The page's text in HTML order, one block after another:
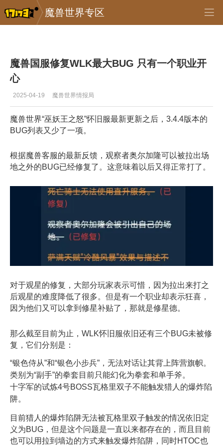
魔兽世界专区
专区_《魔兽世界》 >
魔兽国服修复WLK最大BUG 只有一个职业开
心
2025-04-19 魔兽世界情报局
魔兽世界“巫妖王之怒”怀旧服最新更新之后，3.4.4版本的
BUG列表又少了一项。
根据魔兽客服的最新反馈，观察者奥尔加隆可以被拉出场
地之外的BUG已经修复了。这意味着以后又得正常打了。
对于观星的修复，大部分玩家表示可惜，因为拉出来打之
后观星的难度降低了很多。但是有一个职业却表示狂喜，
因为他们又可以拿到修星补贴了，那就是修星德。
那么截至目前为止，WLK怀旧服依旧还有三个BUG未被修
复，它们分别是：
“银色侍从”和“银色小步兵”，无法对话让其背上阵营旗帜。
类别为“副手”的拳套目前只能幻化为拳套和单手斧。
十字军的试炼4号BOSS瓦格里双子不能触发猎人的爆炸陷
阱。
目前猎人的爆炸陷阱无法被瓦格里双子触发的情况依旧定
义为BUG，但是这个问题是一直以来都存在的，而且目前
也可以用拉到墙边的方式来触发爆炸陷阱，同时HTOC也